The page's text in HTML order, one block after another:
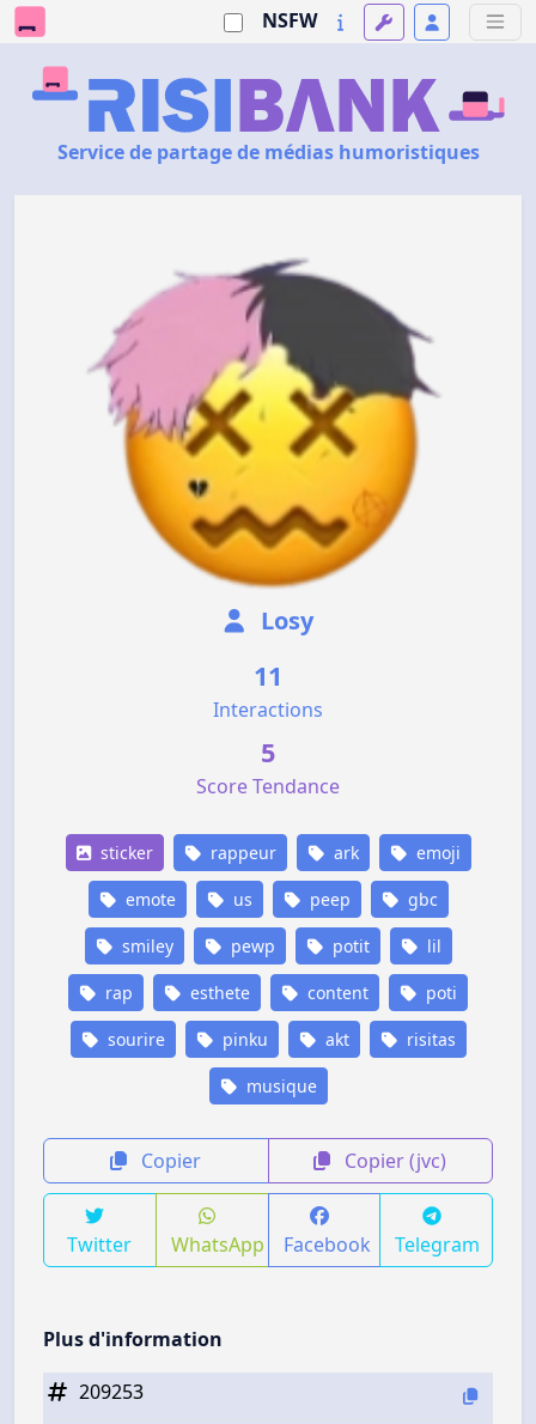
NSFW
Service de partage de médias humoristiques
Losy
11
Interactions
5
Score Tendance
sticker rappeur ark emoji
emote us peep gbc
smiley pewp potit lil
rap esthete content poti
sourire pinku akt risitas
musique
Copier Copier (jvc)
Twitter WhatsApp Facebook Telegram
Plus d'information
209253